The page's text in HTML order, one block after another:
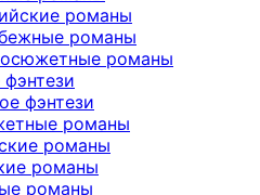
романы
романы
романы
фэнтези
романы
романы
романы
романы